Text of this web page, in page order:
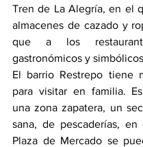
Tren de La Alegría, en el
almacenes de cazado y
que a los
gastronómicos y
El barrio Restrepo tiene
para visitar en familia.
una zona zapatera, un
sana, de pescaderías,
Plaza de Mercado se